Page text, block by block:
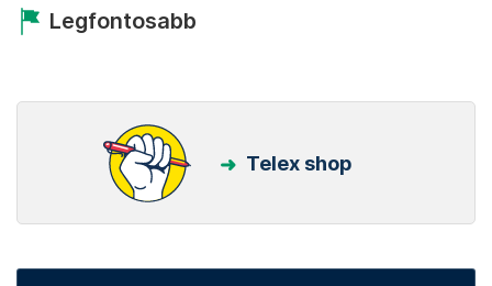
Legfontosabb
Telex shop